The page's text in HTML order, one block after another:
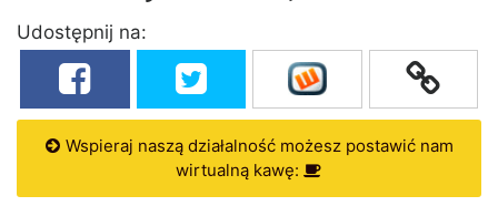
Udostępnij na:
Wspieraj naszą działalność możesz postawić nam
wirtualną kawę: